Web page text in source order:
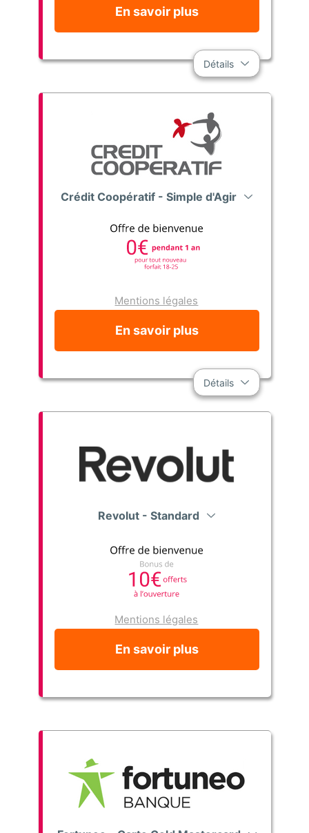
En savoir plus
Détails
Crédit Coopératif - Simple d'Agir
Mentions légales
En savoir plus
Détails
Revolut - Standard
Mentions légales
En savoir plus